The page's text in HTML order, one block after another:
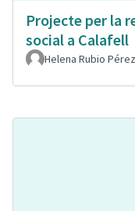
Projecte per la
social a Calafell
Helena Rubio Pérez